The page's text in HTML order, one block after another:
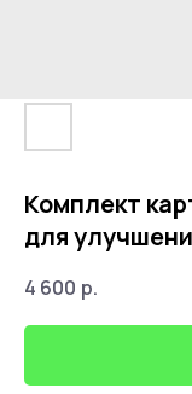
Комплект
для
4 600 р.